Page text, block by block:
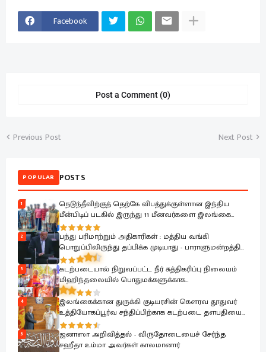
Facebook
Post a Comment (0)
Previous Post Next Post
POPULAR POSTS
1
நெடுந்தீவிற்குத் தெற்கே விபத்துக்குள்ளான இந்திய
மீன்பிடிப் படகில் இருந்து 11 மீனவர்களை இலங்கை
கடற்படை பாதுகாப்பாக மீட்டது
2
பந்து பரிமாற்றும் அதிகாரிகள் : மத்திய வங்கி
பொறுப்பிலிருந்து தப்பிக்க முடியாது - பாராளுமன்றத்தில்
ரவூப் ஹக்கீம் ஆவேசம்
3
கடற்படையால் நிறுவப்பட்ட நீர் சுத்திகரிப்பு நிலையம்
மிஹிந்தலையில் பொதுமக்களுக்காக
கையளிக்கப்பட்டது
4
இலங்கைக்கான துருக்கி குடியரசின் கௌரவ தூதுவர்
உத்தியோகப்பூர்வ சந்திப்பிற்காக கடற்படை தளபதியை
சந்தித்தார்
5
ஜனாஸா அறிவித்தல் - விருதோடையைச் சேர்ந்த
சஹீதா உம்மா அவர்கள் காலமானார்